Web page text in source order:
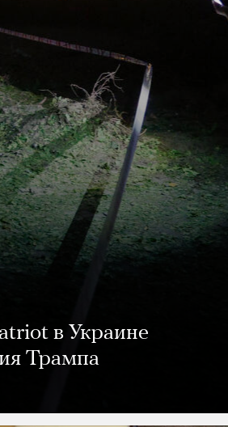
в Украине
Трампа